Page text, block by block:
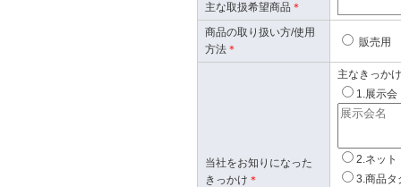
主な取扱希望商品 ＊
商品の取り扱い方/使用
方法 ＊
販売
当社をお知りになった
きっかけ ＊
主なきっか
1.展示会
2.ネット
3.商品タ